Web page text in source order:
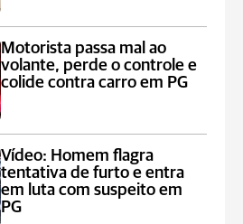
Motorista passa mal ao
volante, perde o controle e
colide contra carro em PG
Vídeo: Homem flagra
tentativa de furto e entra
em luta com suspeito em
PG